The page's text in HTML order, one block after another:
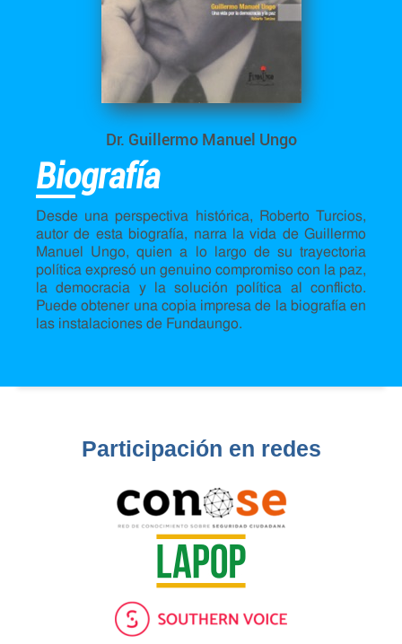
Dr. Guillermo Manuel Ungo
Biografía
Desde una perspectiva histórica, Roberto Turcios,
autor de esta biografía, narra la vida de Guillermo
Manuel Ungo, quien a lo largo de su trayectoria
política expresó un genuino compromiso con la paz,
la democracia y la solución política al conflicto.
Puede obtener una copia impresa de la biografía en
las instalaciones de Fundaungo.
Participación en redes